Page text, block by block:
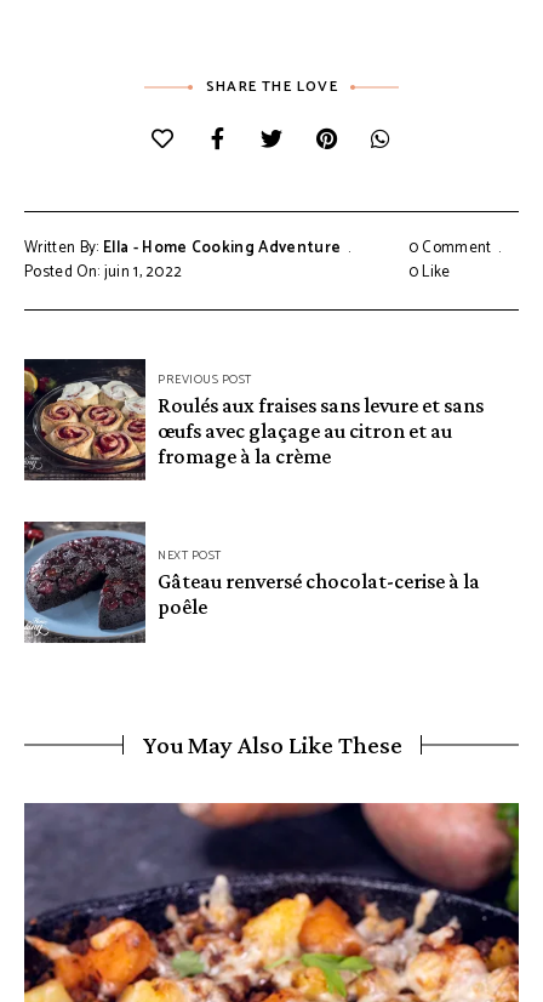
SHARE THE LOVE
Written By: Ella - Home Cooking Adventure
Posted On: juin 1, 2022
0 Comment
0Like
Navigation
de
l’article
PREVIOUS POST
Roulés aux fraises sans levure et sans
œufs avec glaçage au citron et au
fromage à la crème
NEXT POST
Gâteau renversé chocolat-cerise à la
poêle
You May Also Like These